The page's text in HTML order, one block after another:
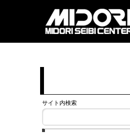
サイト内検索